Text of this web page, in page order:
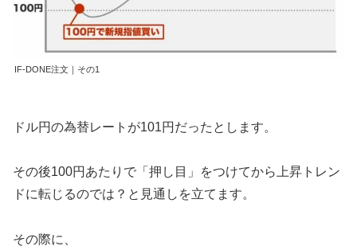
IF-DONE注文｜その1
ドル円の為替レートが101円だったとします。
その後100円あたりで「押し目」をつけてから上昇トレン
ドに転じるのでは？と見通しを立てます。
その際に、